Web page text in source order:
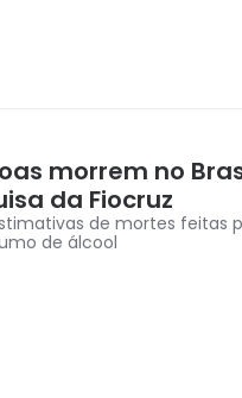
morrem no
da Fiocruz
de mortes feitas
de álcool